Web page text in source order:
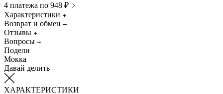
4 платежа по 948 ₽
Характеристики
Возврат и обмен
Отзывы
Вопросы
Подели
Мокка
Давай делить
ХАРАКТЕРИСТИКИ